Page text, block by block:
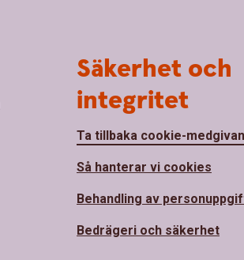
Säkerhet och
integritet
Ta tillbaka cookie-
Så hanterar vi cookies
Behandling av
Bedrägeri och säkerhet